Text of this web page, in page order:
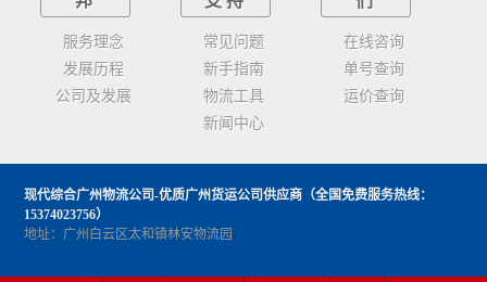
服务理念
发展历程
公司及发展
常见问题
新手指南
物流工具
新闻中心
在线咨询
单号查询
运价查询
现代综合广州物流公司-优质广州货运公司供应商 （全国免费服务热线：
15374023756）
地址：广州白云区太和镇林安物流园